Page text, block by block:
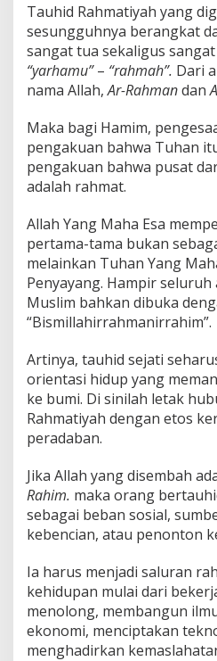
Tauhid Rahmatiyah yang
sesungguhnya berangkat
sangat tua sekaligus
“yarhamu”– “rahmah”. Dari
nama Allah,Ar-Rahmandan
Maka bagi Hamim,
pengakuan bahwa Tuhan
pengakuan bahwa pusat
adalah rahmat.
Allah Yang Maha Esa
pertama-tama bukan
melainkan Tuhan Yang
Penyayang. Hampir
Muslim bahkan dibuka
“Bismillahirrahmanirrahim”.
Artinya, tauhid sejati
orientasi hidup yang
ke bumi. Di sinilah letak
Rahmatiyah dengan etos
peradaban.
Jika Allah yang disembah
Rahim. maka orang
sebagai beban sosial,
kebencian, atau penonton
Ia harus menjadi saluran
kehidupan mulai dari
menolong, membangun
ekonomi, menciptakan
menghadirkan